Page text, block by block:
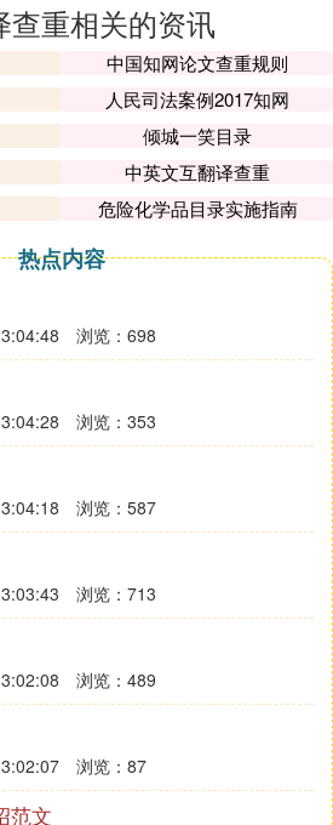
做中英文转换检测吗
统不同的账号权限不一样，其
或者论文一般只能提交一次，
测出来100%的重复率，这个
，可以由教授在开班时在是否
议如不太清楚是否会被收录，
率检测来说，一般整体超过1
格的5%以上就会被拒。比如一
别的文献一样就算重复1%，若
一样，可能重复率就大于
是15处这样的地方，那么就有
测要求更严格，最保险的是5%
复率超过5%直接拒稿，因为这
件，正常Reference可排除一
用担心重复率的问题，如果心
对即将发表的SCI期刊重
，但是要收费的，在国内找人
早检测论文检测平台可检测Tur
），官方自查版收6美金进行
重相关的资讯
中国知网论文查重规则
人民司法案例2017知网
倾城一笑目录
中英文互翻译查重
危险化学品目录实施指南
热点内容
浏览：698
浏览：353
浏览：587
浏览：713
浏览：489
浏览：87
范文